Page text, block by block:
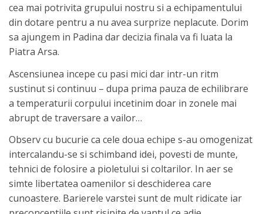
cea mai potrivita grupului nostru si a echipamentului
din dotare pentru a nu avea surprize neplacute. Dorim
sa ajungem in Padina dar decizia finala va fi luata la
Piatra Arsa.
Ascensiunea incepe cu pasi mici dar intr-un ritm
sustinut si continuu – dupa prima pauza de echilibrare
a temperaturii corpului incetinim doar in zonele mai
abrupt de traversare a vailor…
Observ cu bucurie ca cele doua echipe s-au omogenizat
intercalandu-se si schimband idei, povesti de munte,
tehnici de folosire a pioletului si coltarilor. In aer se
simte libertatea oamenilor si deschiderea care
cunoastere. Barierele varstei sunt de mult ridicate iar